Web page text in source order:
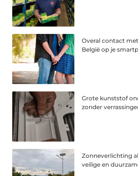
Overal contact
België op je
Grote kunststof
zonder
Zonneverlichting
veilige en